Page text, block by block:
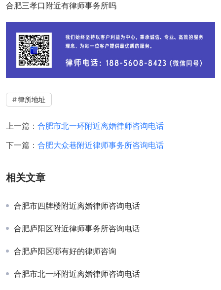
合肥三孝口附近有律师事务所吗
律所地址
上一篇： 合肥市北一环附近离婚律师咨询电话
下一篇： 合肥大众巷附近律师事务所咨询电话
相关文章
合肥市四牌楼附近离婚律师咨询电话
合肥庐阳区附近律师事务所咨询电话
合肥庐阳区哪有好的律师咨询
合肥市北一环附近离婚律师咨询电话